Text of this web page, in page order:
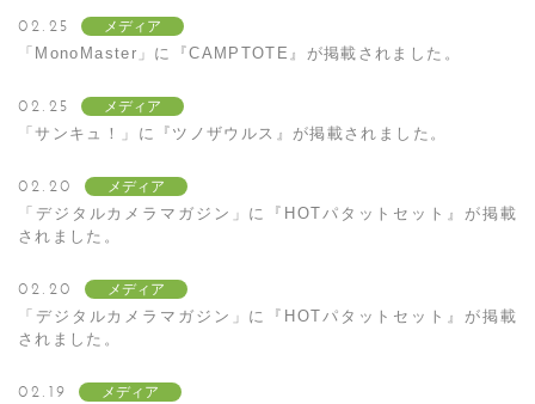
02.25 メディア
「MonoMaster」に『CAMPTOTE』が掲載されました。
02.25 メディア
「サンキュ！」に『ツノザウルス』が掲載されました。
02.20 メディア
「デジタルカメラマガジン」に『HOTパタットセット』が掲載
されました。
02.20 メディア
「デジタルカメラマガジン」に『HOTパタットセット』が掲載
されました。
02.19 メディア